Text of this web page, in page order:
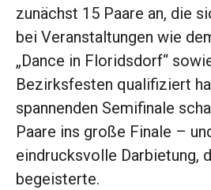
zunächst 15 Paare an, die
bei Veranstaltungen wie
„Dance in Floridsdorf“
Bezirksfesten qualifiziert
spannenden Semifinale
Paare ins große Finale –
eindrucksvolle Darbietung,
begeisterte.